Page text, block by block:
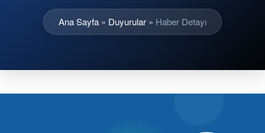
Ana Sayfa » Duyurular » Haber Detayı